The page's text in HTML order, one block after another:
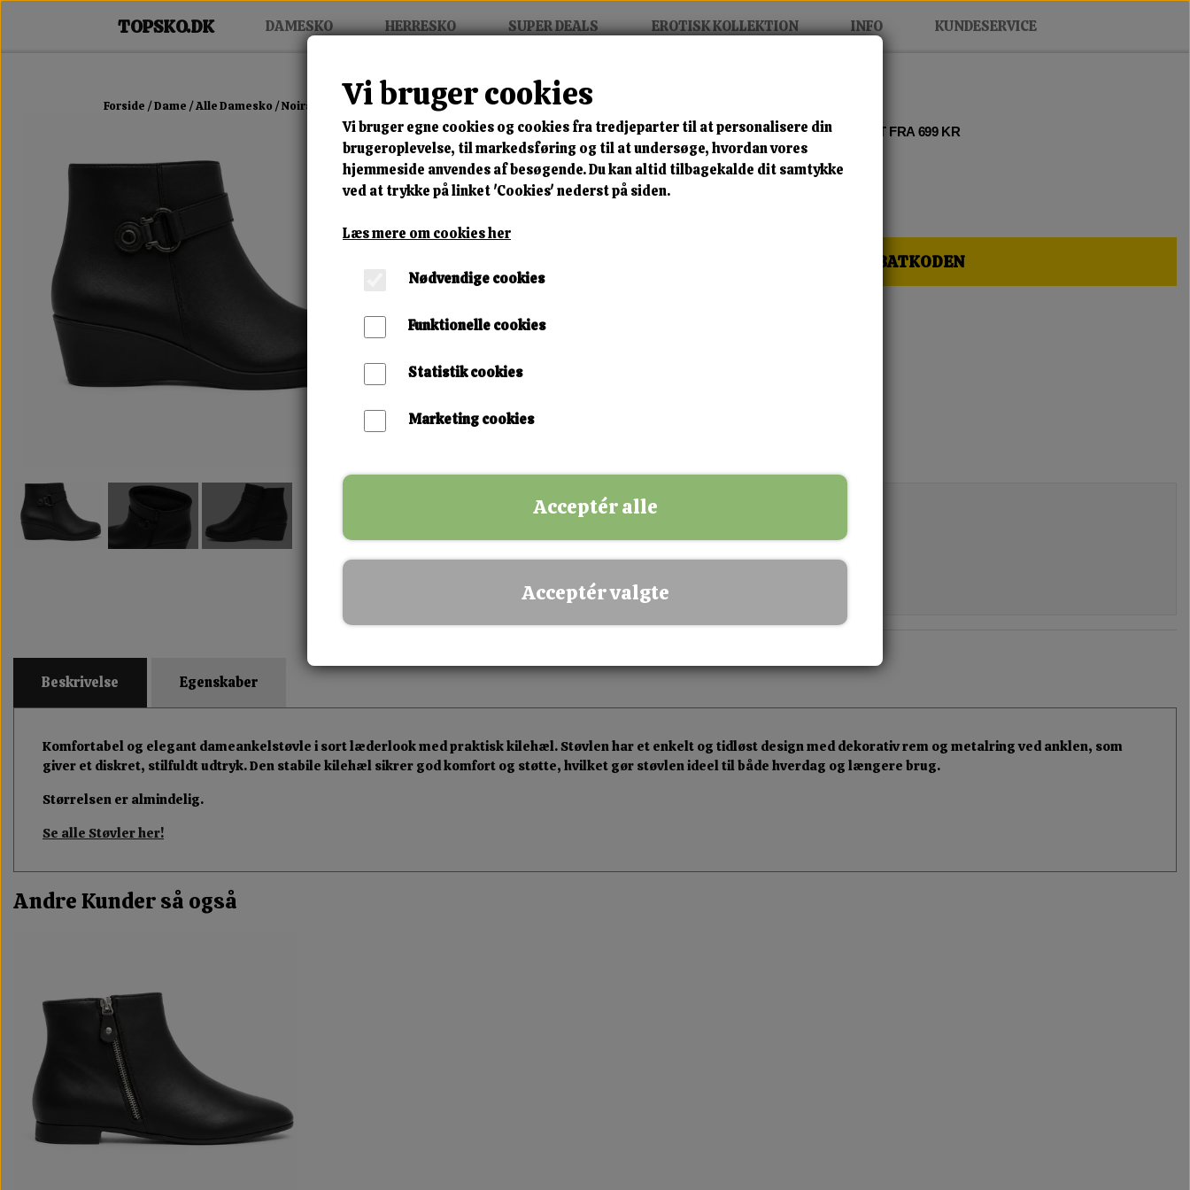
DAMESKO HERRESKO SUPER DEALS EROTISK KOLLEKTION INFO KUNDESERVICE
Forside Dame Alle Damesko Noira Buckle Wedge Boot
MIX FRIT • KØB 3 BETAL FOR 2 • FRI FRAGT FRA 699 KR
Noira Buckle Wedge Boot
🎁 SPAR 10 % – KLIK HER OG FÅ RABATKODEN
350,00 kr.
37 38
✅ Fysisk butik i Esbjerg
✅ Sikker betaling
Beskrivelse Egenskaber
Komfortabel og elegant dameankelstøvle i sort læderlook med praktisk kilehæl. Støvlen har et enkelt og tidløst design med dekorativ rem og metalring ved anklen, som
giver et diskret, stilfuldt udtryk. Den stabile kilehæl sikrer god komfort og støtte, hvilket gør støvlen ideel til både hverdag og længere brug.
Størrelsen er almindelig.
Se alle Støvler her!
Andre Kunder så også
Vi bruger cookies
Vi bruger egne cookies og cookies fra tredjeparter til at personalisere din
brugeroplevelse, til markedsføring og til at undersøge, hvordan vores
hjemmeside anvendes af besøgende. Du kan altid tilbagekalde dit samtykke
ved at trykke på linket 'Cookies' nederst på siden.
Læs mere om cookies her
Nødvendige cookies
Funktionelle cookies
Statistik cookies
Marketing cookies
Acceptér alle
Acceptér valgte